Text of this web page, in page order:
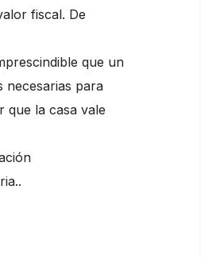
fiscal. De
que un
necesarias para
que la casa vale